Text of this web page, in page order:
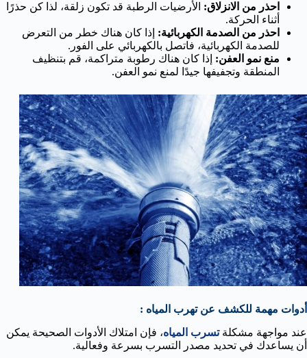
احذر من الانزلاق: الأرضيات الرطبة قد تكون زلقة، لذا كن حذرًا
أثناء الحركة.
احذر من الصدمة الكهربائية: إذا كان هناك خطر من التعرض
للصدمة الكهربائية، فاتصل بالكهربائي على الفور.
منع نمو العفن: إذا كان هناك رطوبة متراكمة، قم بتنظيف
المنطقة وتجفيفها جيدًا لمنع نمو العفن.
أدوات مهمة للكشف عن تهرب المياه :
عند مواجهة مشكلةتسرب المياه، فإن امتلاك الأدوات الصحيحة يمكن
أن يساعدك في تحديد مصدر التسرب بسرعة وفعالية.